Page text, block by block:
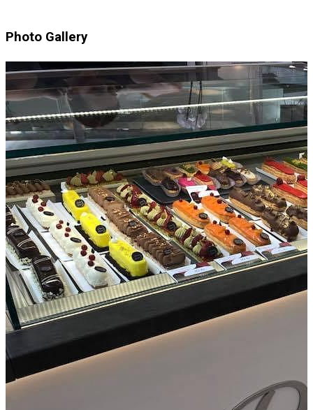
Photo Gallery